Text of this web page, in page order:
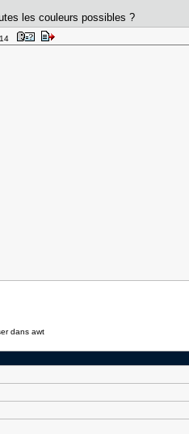
les couleurs possibles ?
dans awt